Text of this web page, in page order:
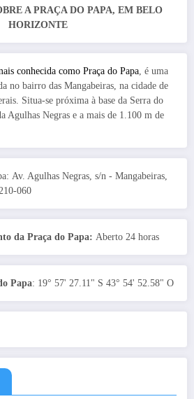
A PRAÇA DO PAPA, EM BELO
HORIZONTE
conhecida como Praça do Papa , é uma
no bairro das Mangabeiras, na cidade de
Situa-se próxima à base da Serra do
Agulhas Negras e a mais de 1.100 m de
Av. Agulhas Negras, s/n - Mangabeiras,
060
da Praça do Papa: Aberto 24 horas
Papa: 19° 57' 27.11" S 43° 54' 52.58" O